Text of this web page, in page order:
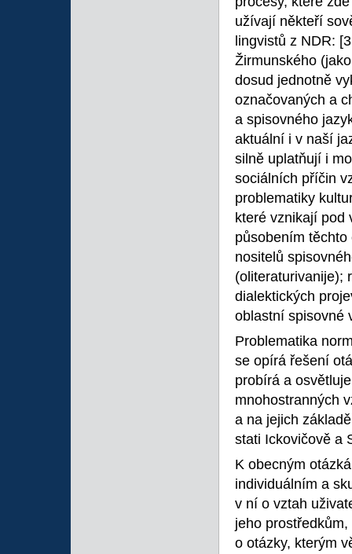
užívají někteří
lingvistů z NDR:
Žirmunského
dosud jednotně
označovaných a
a spisovného
aktuální i v naší
silně uplatňují i
sociálních příčin
problematiky
které vznikají pod
působením
nositelů
(oliteraturivanije);
dialektických
oblastní spisovné
Problematika
se opírá řešení
probírá a
mnohostranných
a na jejich
stati Ickovičově a
K obecným
individuálním a
v ní o vztah
jeho
o otázky, kterým